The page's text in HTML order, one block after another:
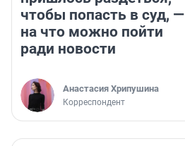
чтобы попасть в суд, —
на что можно пойти
ради новости
Анастасия Хрипушина
Корреспондент